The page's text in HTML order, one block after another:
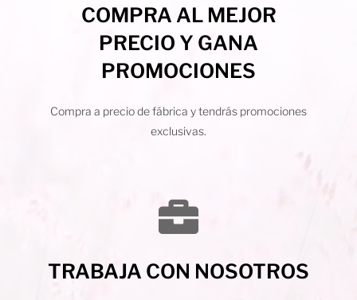
COMPRA AL MEJOR
PRECIO Y GANA
PROMOCIONES
Compra a precio de fábrica y tendrás promociones
exclusivas.
TRABAJA CON NOSOTROS